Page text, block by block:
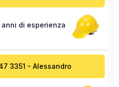
anni di esperienza
3351 - Alessandro